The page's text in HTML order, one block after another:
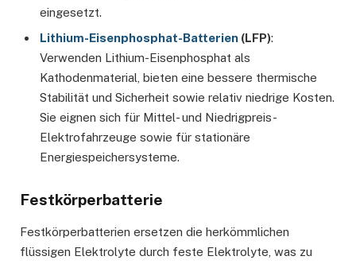
eingesetzt.
Lithium-Eisenphosphat-Batterien (LFP):
Verwenden Lithium-Eisenphosphat als
Kathodenmaterial, bieten eine bessere thermische
Stabilität und Sicherheit sowie relativ niedrige Kosten.
Sie eignen sich für Mittel- und Niedrigpreis-
Elektrofahrzeuge sowie für stationäre
Energiespeichersysteme.
Festkörperbatterie
Festkörperbatterien ersetzen die herkömmlichen
flüssigen Elektrolyte durch feste Elektrolyte, was zu